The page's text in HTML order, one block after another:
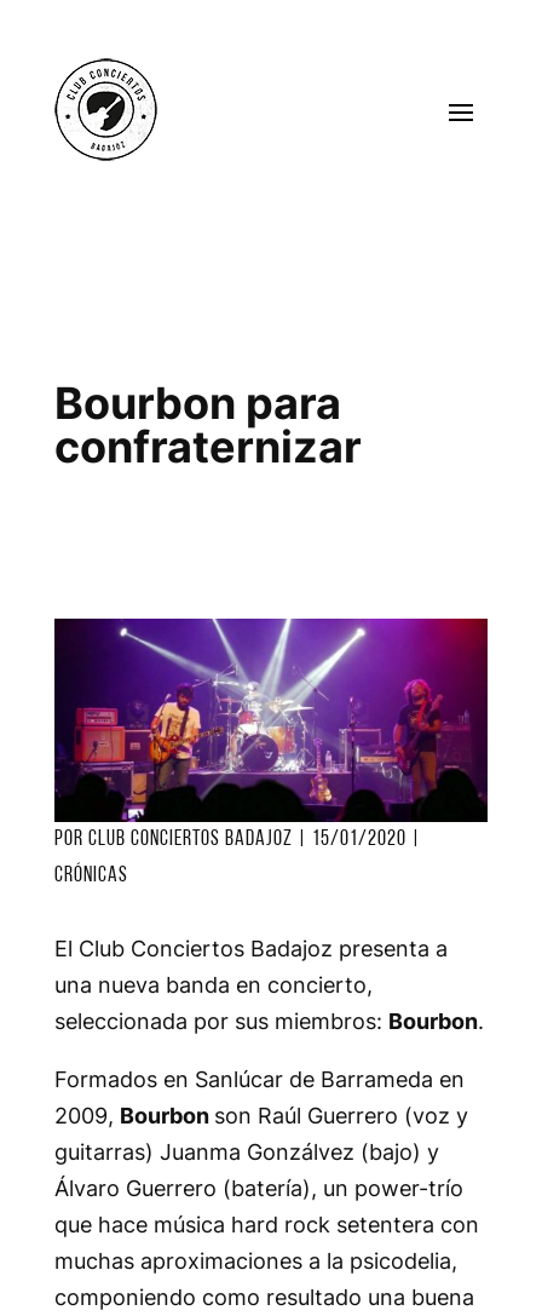
Bourbon para
confraternizar
por Club Conciertos Badajoz 15/01/2020
Crónicas
El Club Conciertos Badajoz presenta a
una nueva banda en concierto,
seleccionada por sus miembros: Bourbon.
Formados en Sanlúcar de Barrameda en
2009, Bourbon son Raúl Guerrero (voz y
guitarras) Juanma Gonzálvez (bajo) y
Álvaro Guerrero (batería), un power-trío
que hace música hard rock setentera con
muchas aproximaciones a la psicodelia,
componiendo como resultado una buena